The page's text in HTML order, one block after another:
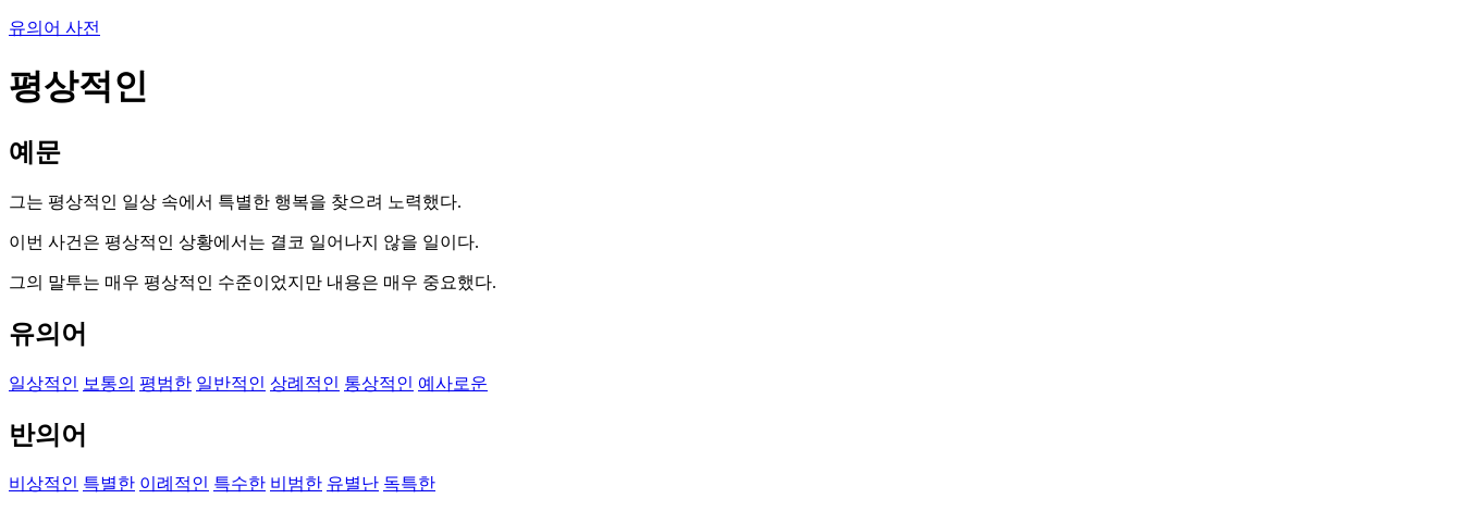
유의어 사전
평상적인
예문
그는 평상적인 일상 속에서 특별한 행복을 찾으려 노력했다.
이번 사건은 평상적인 상황에서는 결코 일어나지 않을 일이다.
그의 말투는 매우 평상적인 수준이었지만 내용은 매우 중요했다.
유의어
일상적인 보통의 평범한 일반적인 상례적인 통상적인 예사로운
반의어
비상적인 특별한 이례적인 특수한 비범한 유별난 독특한